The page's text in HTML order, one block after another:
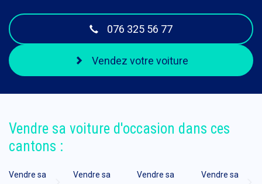
076 325 56 77
Vendez votre voiture
Vendre sa voiture d'occasion dans ces
cantons :
Vendre sa
Vendre sa
Vendre sa
Vendre sa